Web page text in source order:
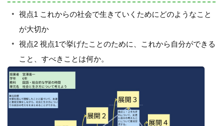
視点1 これからの社会で生きていくためにどのようなこと
が大切か
視点2 視点1で挙げたことのために、これから自分ができる
こと、すべきことは何か。